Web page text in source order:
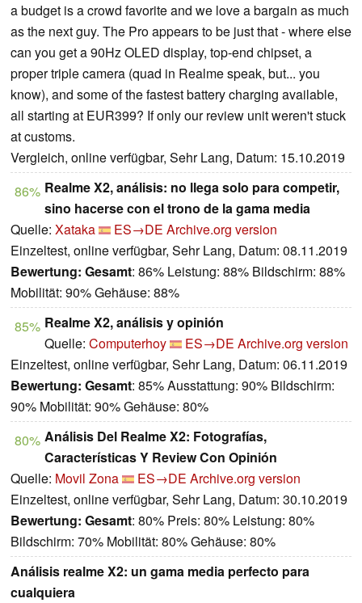
a budget is a crowd favorite and we love a bargain as much
as the next guy. The Pro appears to be just that - where else
can you get a 90Hz OLED display, top-end chipset, a
proper triple camera (quad in Realme speak, but... you
know), and some of the fastest battery charging available,
all starting at EUR399? If only our review unit weren't stuck
at customs.
Vergleich, online verfügbar, Sehr Lang, Datum: 15.10.2019
86% Realme X2, análisis: no llega solo para competir,
sino hacerse con el trono de la gama media
Quelle: Xataka ES→DE Archive.org version
Einzeltest, online verfügbar, Sehr Lang, Datum: 08.11.2019
Bewertung: Gesamt: 86% Leistung: 88% Bildschirm: 88%
Mobilität: 90% Gehäuse: 88%
85% Realme X2, análisis y opinión
Quelle: Computerhoy ES→DE Archive.org version
Einzeltest, online verfügbar, Sehr Lang, Datum: 06.11.2019
Bewertung: Gesamt: 85% Ausstattung: 90% Bildschirm:
90% Mobilität: 90% Gehäuse: 80%
80% Análisis Del Realme X2: Fotografías,
Características Y Review Con Opinión
Quelle: Movil Zona ES→DE Archive.org version
Einzeltest, online verfügbar, Sehr Lang, Datum: 30.10.2019
Bewertung: Gesamt: 80% Preis: 80% Leistung: 80%
Bildschirm: 70% Mobilität: 80% Gehäuse: 80%
Análisis realme X2: un gama media perfecto para
cualquiera